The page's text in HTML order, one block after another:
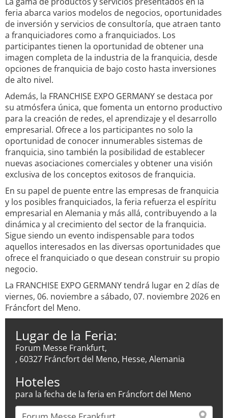
feria abarca varios modelos de negocios, oportunidades
de inversión y servicios de consultoría, que atraen tanto
a franquiciadores como a franquiciados. Los
participantes tienen la oportunidad de obtener una
imagen completa de la industria de la franquicia, desde
opciones de franquicia de bajo costo hasta inversiones
de alto nivel.
Además, la FRANCHISE EXPO GERMANY se destaca por
su atmósfera única, que fomenta un entorno productivo
para la creación de redes, el aprendizaje y el desarrollo
empresarial. Ofrece a los participantes no solo la
oportunidad de conocer innumerables sistemas de
franquicia, sino también la posibilidad de establecer
nuevas asociaciones comerciales y obtener una visión
exclusiva de los conceptos exitosos de franquicia.
En su papel de puente entre las empresas de franquicia
y los posibles franquiciados, la feria refuerza el espíritu
empresarial en Alemania y más allá, contribuyendo a la
dinámica y al crecimiento del sector de la franquicia.
Sigue siendo un evento indispensable para todos
aquellos interesados en las diversas oportunidades que
ofrece el franquiciado o que desean construir su propio
negocio.
La FRANCHISE EXPO GERMANY tendrá lugar en 2 días de
viernes, 06. noviembre a sábado, 07. noviembre 2026 en
Fráncfort del Meno.
Lugar de la Feria:
Forum Messe Frankfurt,
, 60327 Fráncfort del Meno, Hesse, Alemania
Hoteles
para la fecha de la feria en Fráncfort del Meno